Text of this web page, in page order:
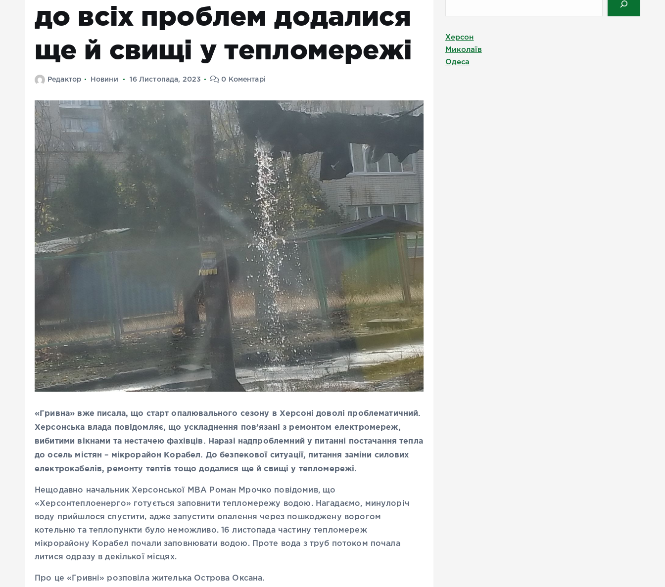
до всіх проблем додалися
ще й свищі у тепломережі
Редактор Новини 16 Листопада, 2023 0 Коментарі
«Гривна» вже писала, що старт опалювального сезону в Херсоні доволі проблематичний.
Херсонська влада повідомляє, що ускладнення пов’язані з ремонтом електромереж,
вибитими вікнами та нестачею фахівців. Наразі надпроблемний у питанні постачання тепла
до осель містян – мікрорайон Корабел. До безпекової ситуації, питання заміни силових
електрокабелів, ремонту тептів тощо додалися ще й свищі у тепломережі.
Нещодавно начальник Херсонської МВА Роман Мрочко повідомив, що
«Херсонтеплоенерго» готується заповнити тепломережу водою. Нагадаємо, минулоріч
воду прийшлося спустити, адже запустити опалення через пошкоджену ворогом
котельню та теплопункти було неможливо. 16 листопада частину тепломереж
мікрорайону Корабел почали заповнювати водою. Проте вода з труб потоком почала
литися одразу в декілької місцях.
Про це «Гривні» розповіла жителька Острова Оксана.
Херсон
Миколаїв
Одеса